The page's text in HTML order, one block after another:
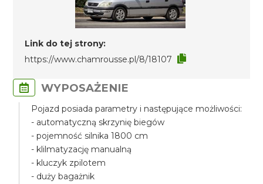
Link do tej strony:
https://www.chamrousse.pl/8/18107
WYPOSAŻENIE
Pojazd posiada parametry i następujące możliwości:
- automatyczną skrzynię biegów
- pojemność silnika 1800 cm
- klilmatyzację manualną
- kluczyk zpilotem
- duży bagażnik